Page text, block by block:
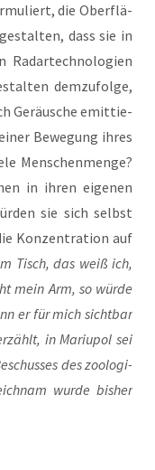
die Ober­flä­
dass sie in
Radar­tech­no­lo­gien
dem­zu­fol­ge,
Geräu­sche emit­tie­
Bewe­gung ihres
Men­schen­men­ge?
in ihren eige­nen
sie sich selbst
Kon­zen­tra­ti­on auf
Tisch, das weiß ich,
mein Arm, so wür­de
er für mich sicht­bar
in Mariu­pol sei
des zoo­lo­gi­
wur­de bis­her